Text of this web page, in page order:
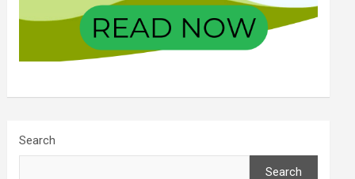
Search
Search